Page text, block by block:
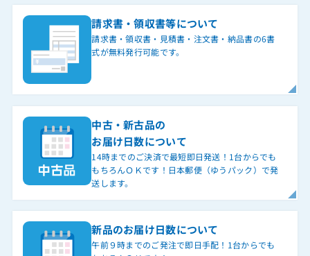
請求書・領収書等について
請求書・領収書・見積書・注文書・納品書の6書
式が無料発行可能です。
中古・新古品の
お届け日数について
14時までのご決済で最短即日発送！1台からでも
もちろんＯＫです！日本郵便（ゆうパック）で発
送します。
新品のお届け日数について
午前９時までのご発注で即日手配！1台からでも